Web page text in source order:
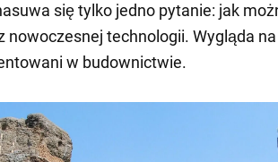
się tylko jedno pytanie: jak
nowoczesnej technologii. Wygląda
w budownictwie.